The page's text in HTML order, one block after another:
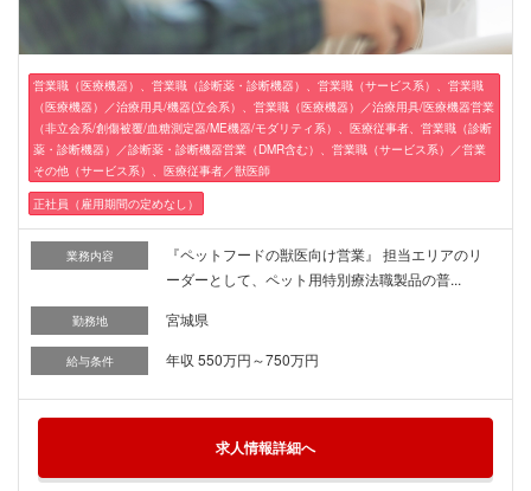
営業職（医療機器）、営業職（診断薬・診断機器）、営業職（サービス系）、営業職
（医療機器）／治療用具/機器(立会系）、営業職（医療機器）／治療用具/医療機器営業
（非立会系/創傷被覆/血糖測定器/ME機器/モダリティ系）、医療従事者、営業職（診断
薬・診断機器）／診断薬・診断機器営業（DMR含む）、営業職（サービス系）／営業
その他（サービス系）、医療従事者／獣医師
正社員（雇用期間の定めなし）
業務内容
『ペットフードの獣医向け営業』 担当エリアのリ
ーダーとして、ペット用特別療法職製品の普...
勤務地 宮城県
給与条件 年収 550万円～750万円
求人情報詳細へ